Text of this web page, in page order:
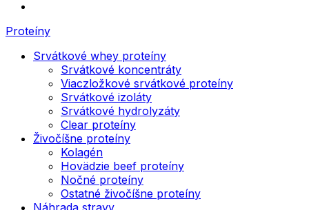
Proteíny
Srvátkové whey proteíny
Srvátkové koncentráty
Viaczložkové srvátkové proteíny
Srvátkové izoláty
Srvátkové hydrolyzáty
Clear proteíny
Živočíšne proteíny
Kolagén
Hovädzie beef proteíny
Nočné proteíny
Ostatné živočíšne proteíny
Náhrada stravy